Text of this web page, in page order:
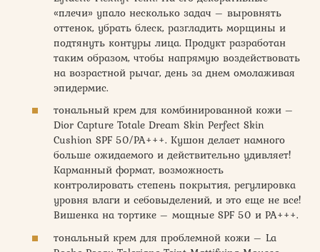
«плечи» упало несколько задач – выровнять
оттенок, убрать блеск, разгладить морщины и
подтянуть контуры лица. Продукт разработан
таким образом, чтобы напрямую воздействовать
на возрастной рычаг, день за днем омолаживая
эпидермис.
тональный крем для комбинированной кожи –
Dior Capture Totale Dream Skin Perfect Skin
Cushion SPF 50/PA+++. Кушон делает намного
больше ожидаемого и действительно удивляет!
Карманный формат, возможность
контролировать степень покрытия, регулировка
уровня влаги и себовыделений, и это еще не все!
Вишенка на тортике – мощные SPF 50 и PA+++.
тональный крем для проблемной кожи – La